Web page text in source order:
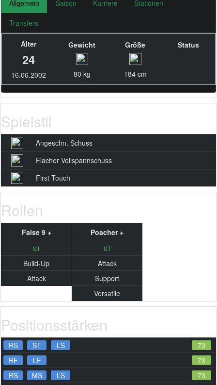
Allgemein Saison Karriere Stationen
Transfers
Alter
24
16.06.2002
Gewicht
80 kg
Größe
184 cm
Status
Spielstil
Angeschn. Schuss
Flacher Vollspannschuss
First Touch
Rollen
False 9 +
ST
Build-Up
Attack
Poacher +
ST
Attack
Support
Versatile
Positionsstärken
RS ST LS
73
RF
LF
73
RS
MS LS
73